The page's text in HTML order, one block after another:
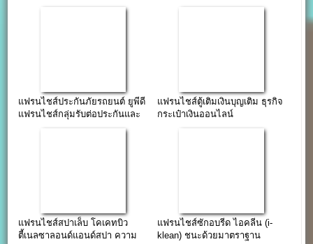
แฟรนไชส์ประกันภัยรถยนต์ ยูพีดี
แฟรนไชส์กลุ่มรับต่อประกันและ
แฟรนไชส์ตู้เติมเงินบุญเติม ธุรกิจ
กระเป๋าเงินออนไลน์
แฟรนไชส์สปาเล็บ โคเคทบิว
ตี้เนลซาลอนด์แอนด์สปา ความ
แฟรนไชส์ซักอบรีด ไอคลีน (i-
klean) ชนะด้วยมาตราฐาน